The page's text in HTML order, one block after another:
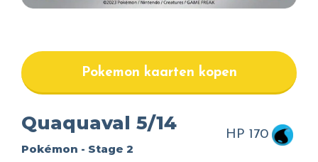
Pokemon kaarten kopen
Quaquaval 5/14
Pokémon - Stage 2
HP 170